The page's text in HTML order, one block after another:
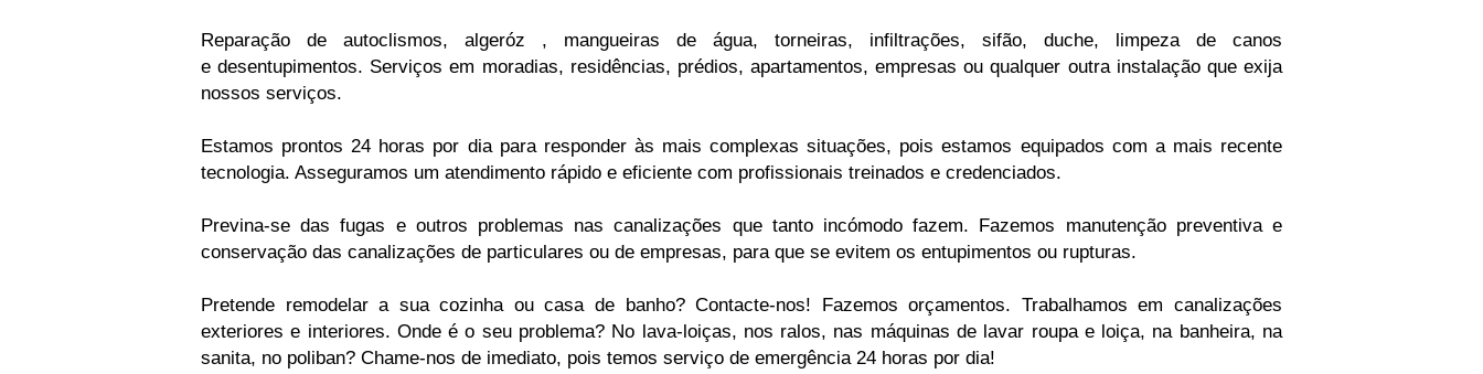
Reparação de autoclismos, algeróz , mangueiras de água, torneiras, infiltrações, sifão, duche, limpeza de canos
e desentupimentos. Serviços em moradias, residências, prédios, apartamentos, empresas ou qualquer outra instalação que exija
nossos serviços.
Estamos prontos 24 horas por dia para responder às mais complexas situações, pois estamos equipados com a mais recente
tecnologia. Asseguramos um atendimento rápido e eficiente com profissionais treinados e credenciados.
Previna-se das fugas e outros problemas nas canalizações que tanto incómodo fazem. Fazemos manutenção preventiva e
conservação das canalizações de particulares ou de empresas, para que se evitem os entupimentos ou rupturas.
Pretende remodelar a sua cozinha ou casa de banho? Contacte-nos! Fazemos orçamentos. Trabalhamos em canalizações
exteriores e interiores. Onde é o seu problema? No lava-loiças, nos ralos, nas máquinas de lavar roupa e loiça, na banheira, na
sanita, no poliban? Chame-nos de imediato, pois temos serviço de emergência 24 horas por dia!